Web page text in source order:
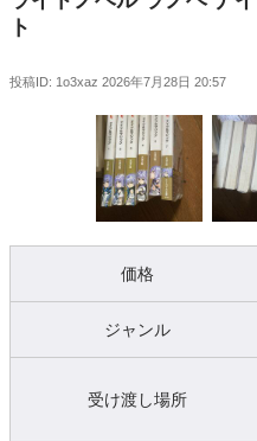
ト
投稿ID: 1o3xaz 2026年7月28日 20:57
価格
ジャンル
受け渡し場所